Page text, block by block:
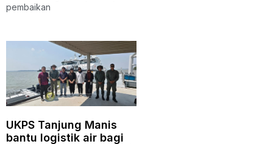
pembaikan
UKPS Tanjung Manis
bantu logistik air bagi